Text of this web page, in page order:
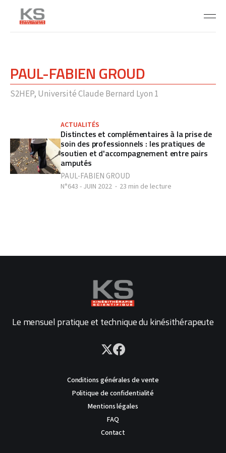
PAUL-FABIEN GROUD
S2HEP, Université Claude Bernard Lyon 1
ACTUALITÉS
Distinctes et complémentaires à la prise de
soin des professionnels : les pratiques de
soutien et d'accompagnement entre pairs
amputés
PAUL-FABIEN GROUD
N°643 - JUIN 2022 23 min de lecture
Le mensuel pratique et technique du kinésithérapeute
Conditions générales de vente
Politique de confidentialité
Mentions légales
FAQ
Contact